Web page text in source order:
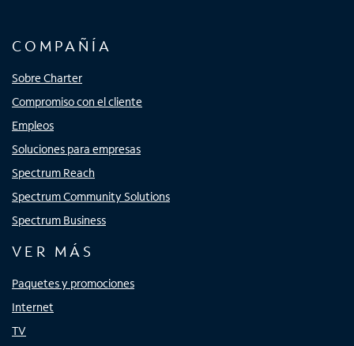
COMPAÑÍA
Sobre Charter
Compromiso con el cliente
Empleos
Soluciones para empresas
Spectrum Reach
Spectrum Community Solutions
Spectrum Business
VER MÁS
Paquetes y promociones
Internet
TV